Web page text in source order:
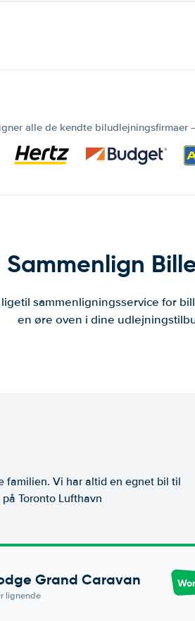
alle de kendte biludlejningsfirmaer
Sammenlign
sammenligningsservice for
en øre oven i dine
familien. Vi har altid en egnet bil til
Toronto Lufthavn
Grand Caravan
lignende